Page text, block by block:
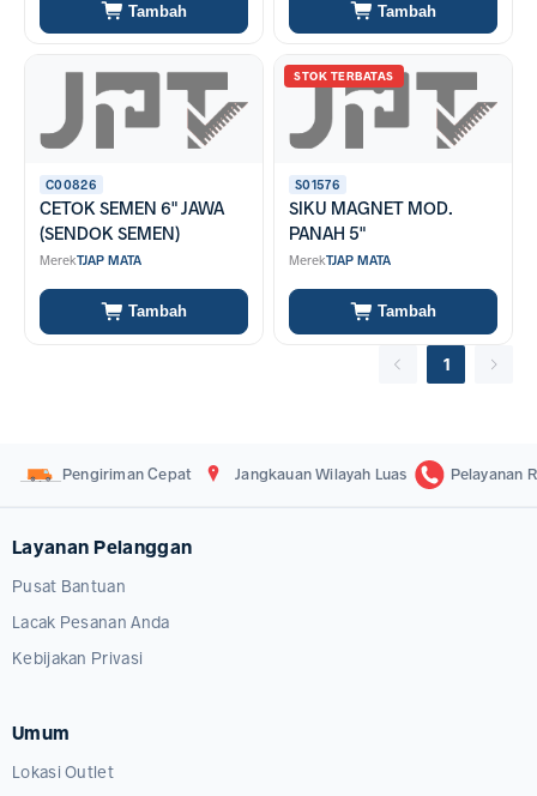
Tambah Tambah
C00826
CETOK SEMEN 6" JAWA
(SENDOK SEMEN)
MerekTJAP MATA
Tambah
STOK TERBATAS
S01576
SIKU MAGNET MOD.
PANAH 5"
MerekTJAP MATA
Tambah
1
Pengiriman Cepat Jangkauan Wilayah Luas Pelayanan
Layanan Pelanggan
Pusat Bantuan
Lacak Pesanan Anda
Kebijakan Privasi
Umum
Lokasi Outlet